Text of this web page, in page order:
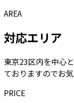
AREA
対応エリア
東京23区内を中心
ておりますのでお
PRICE